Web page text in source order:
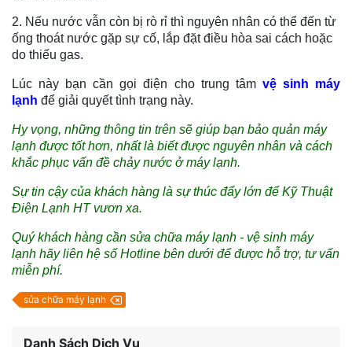
2. Nếu nước vẫn còn bị rò rỉ thì nguyên nhân có thể đến từ
ống thoát nước gặp sự cố, lắp đặt điều hòa sai cách hoặc
do thiếu gas.
Lúc này bạn cần gọi điện cho trung tâm vệ sinh máy
lạnh để giải quyết tình trạng này.
Hy vọng, những thông tin trên sẽ giúp bạn bảo quản máy
lạnh được tốt hơn, nhất là biết được nguyên nhân và cách
khắc phục vấn đề chảy nước ở máy lạnh.
Sự tin cậy của khách hàng là sự thúc đẩy lớn đểKỹ Thuật
Điện Lạnh HT vươn xa.
Quý khách hàng cần sửa chữa máy lạnh - vệ sinh máy
lạnh hãy liên hệ số Hotline bên dưới để được hỗ trợ, tư vấn
miễn phí.
sửa chữa máy lạnh
Danh Sách Dịch Vụ